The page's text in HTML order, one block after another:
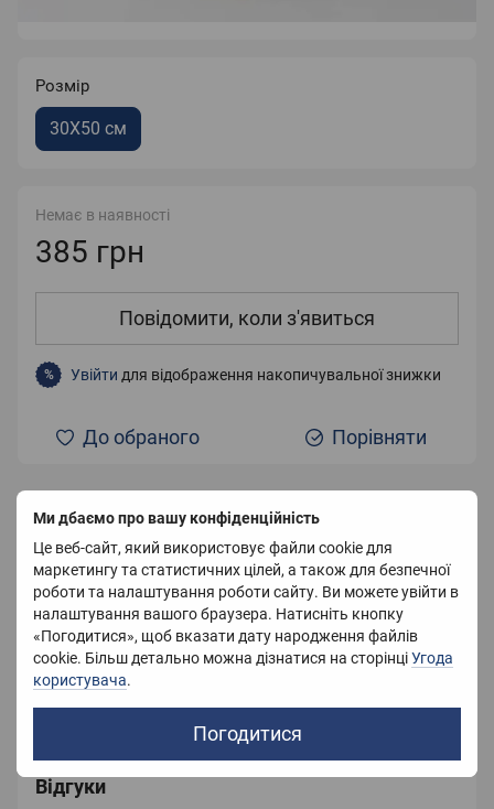
Ми дбаємо про вашу конфіденційність
Це веб-сайт, який використовує файли cookie для
маркетингу та статистичних цілей, а також для безпечної
роботи та налаштування роботи сайту. Ви можете увійти в
налаштування вашого браузера. Натисніть кнопку
«Погодитися», щоб вказати дату народження файлів
cookie. Більш детально можна дізнатися на сторінціУгода
користувача.
Погодитися
Розмір
30Х50 см
Немає в наявності
385 грн
Повідомити, коли з'явиться
% Увійти для відображення накопичувальної знижки
До обраного Порівняти
Характеристики
Розмір 30Х50 см
Колір Білий
Вага 500 г
Відгуки